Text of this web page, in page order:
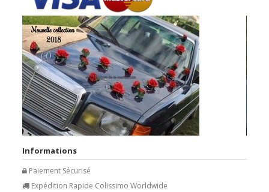
Informations
Paiement Sécurisé
Expédition Rapide Colissimo Worldwide